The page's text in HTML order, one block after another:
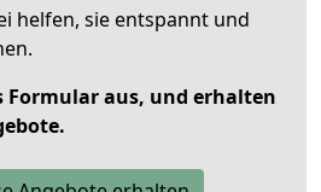
helfen, sie entspannt und
Formular aus, und erhalten